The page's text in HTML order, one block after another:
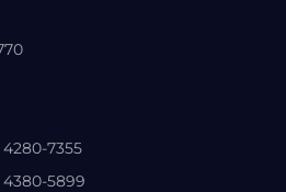
7355
4380-5899